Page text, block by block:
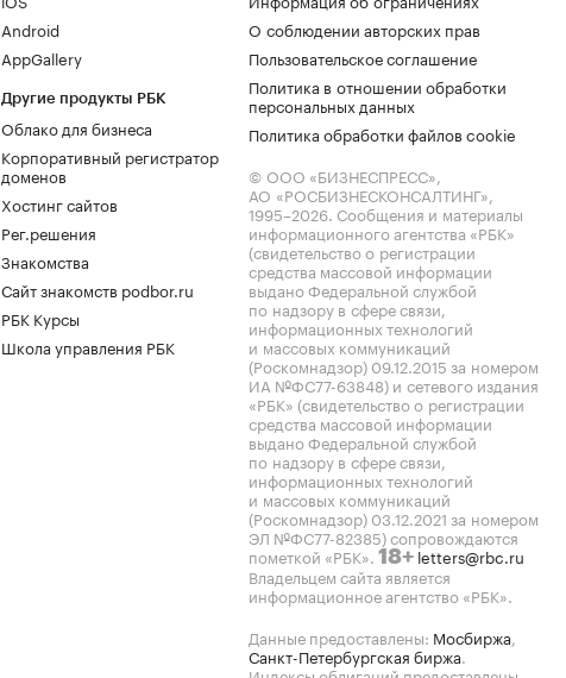
Android
AppGallery
Другие продукты РБК
Облако для бизнеса
Корпоративный регистратор
доменов
Хостинг сайтов
Рег.решения
Знакомства
Сайт знакомств podbor.ru
РБК Курсы
Школа управления РБК
О соблюдении авторских прав
Пользовательское соглашение
Политика в отношении обработки
персональных данных
Политика обработки файлов cookie
© ООО «БИЗНЕСПРЕСС»,
АО «РОСБИЗНЕСКОНСАЛТИНГ»,
1995–2026. Сообщения и материалы
информационного агентства «РБК»
(свидетельство о регистрации
средства массовой информации
выдано Федеральной службой
по надзору в сфере связи,
информационных технологий
и массовых коммуникаций
(Роскомнадзор) 09.12.2015 за номером
ИА №ФС77-63848) и сетевого издания
«РБК» (свидетельство о регистрации
средства массовой информации
выдано Федеральной службой
по надзору в сфере связи,
информационных технологий
и массовых коммуникаций
(Роскомнадзор) 03.12.2021 за номером
ЭЛ №ФС77-82385) сопровождаются
пометкой «РБК». 18+ letters@rbc.ru
Владельцем сайта является
информационное агентство «РБК».
Данные предоставлены: Мосбиржа,
Санкт-Петербургская биржа.